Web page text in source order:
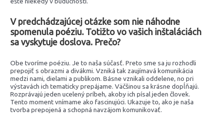
V predchádzajúcej otázke som nie náhodne
spomenula poéziu. Totižto vo vašich inštaláciách
sa vyskytuje doslova. Prečo?
Obe tvoríme poéziu. Je to naša súčasť. Preto sme sa ju rozhodli
prepojiť s obrazmi a divákmi. Vzniká tak zaujímavá komunikácia
medzi nami, dielami a publikom. Básne vznikali oddelene, no pri
výstavách ich tematicky prepájame. Väčšinou sa krásne dopĺňajú.
Rozprávajú jeden ucelený príbeh, akoby ich písal jeden človek.
Tento moment vnímame ako fascinujúci. Ukazuje to, ako je naša
tvorba prepojená a schopná navzájom komunikovať.